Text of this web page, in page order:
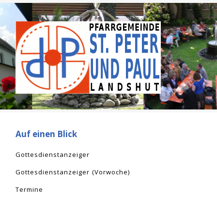
Auf einen Blick
Gottesdienstanzeiger
Gottesdienstanzeiger (Vorwoche)
Termine